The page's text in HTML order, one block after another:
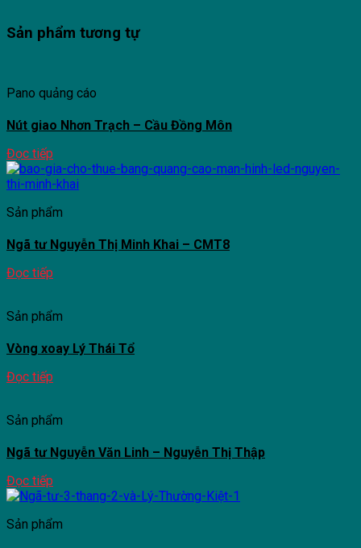
Sản phẩm tương tự
Pano quảng cáo
Nút giao Nhơn Trạch – Cầu Đồng Môn
Đọc tiếp
Sản phẩm
Ngã tư Nguyễn Thị Minh Khai – CMT8
Đọc tiếp
Sản phẩm
Vòng xoay Lý Thái Tổ
Đọc tiếp
Sản phẩm
Ngã tư Nguyễn Văn Linh – Nguyễn Thị Thập
Đọc tiếp
Sản phẩm